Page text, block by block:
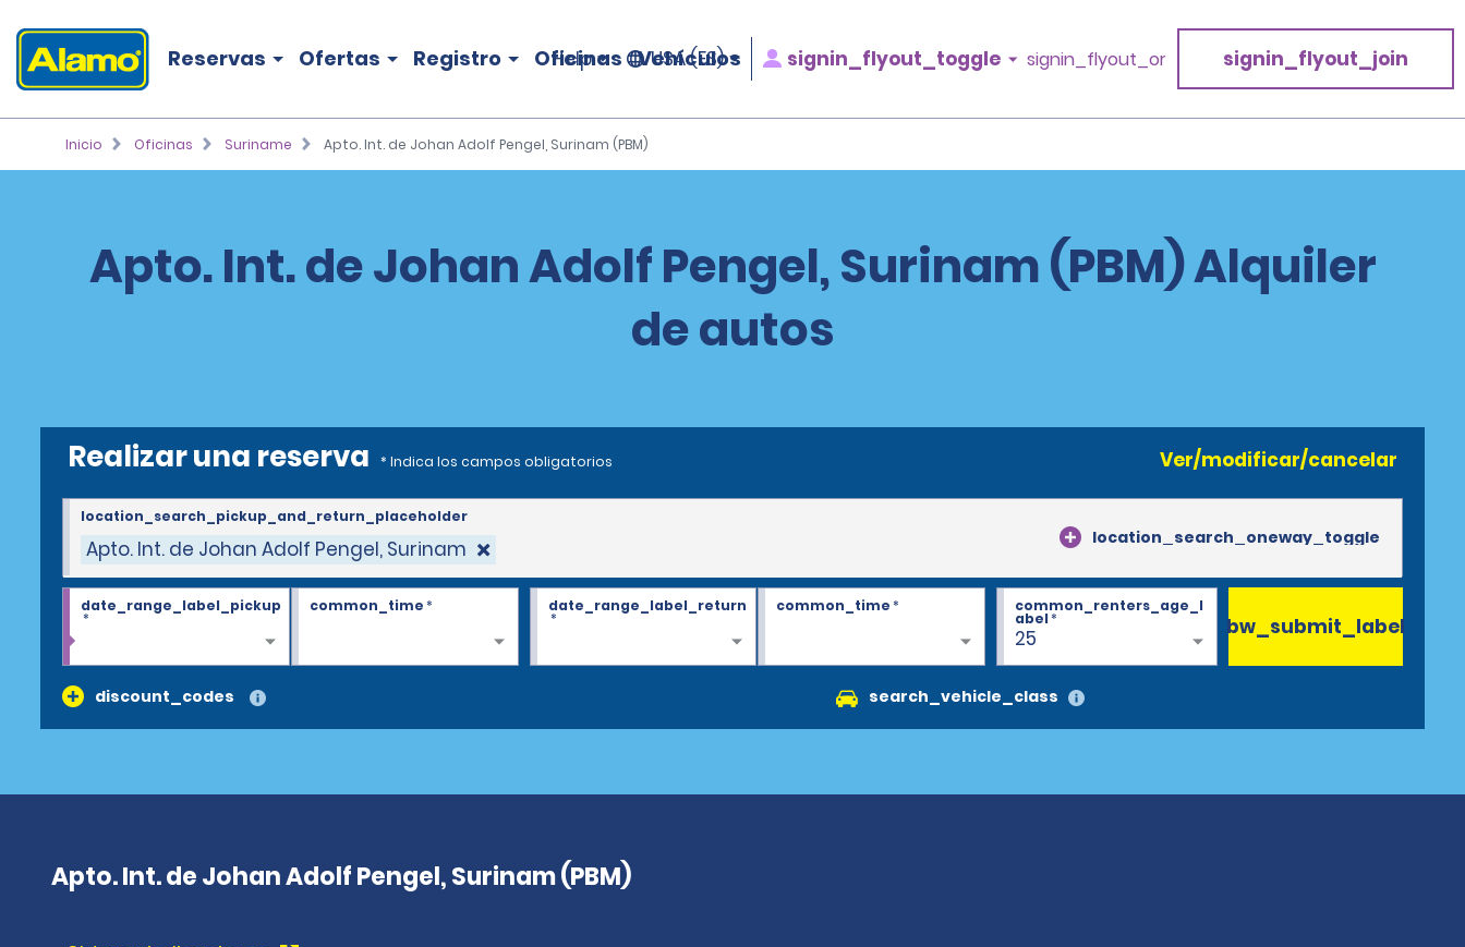
Reservas Ofertas Registro Oficinas Vehículos
Help USA (ES) signin_flyout_toggle signin_flyout_or signin_flyout_join
Inicio Oficinas Suriname Apto. Int. de Johan Adolf Pengel, Surinam (PBM)
Apto. Int. de Johan Adolf Pengel, Surinam (PBM) Alquiler
de autos
Realizar una reserva * Indica los campos obligatorios Ver/modificar/cancelar
Apto. Int. de Johan Adolf Pengel, Surinam location_search_oneway_toggle
location_search_pickup_and_return_placeholder
date_range_label_pickup
*
common_time* date_range_label_return
*
common_time*
25
common_renters_age_l
abel*
discount_codes search_vehicle_class
bw_submit_label
Apto. Int. de Johan Adolf Pengel, Surinam (PBM)